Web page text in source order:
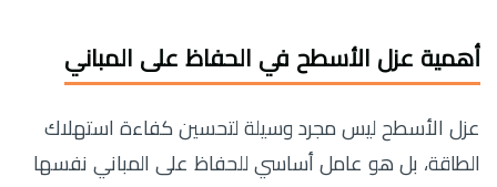
أهمية عزل الأسطح في الحفاظ على المباني
عزل الأسطح ليس مجرد وسيلة لتحسين كفاءة استهلاك
الطاقة، بل هو عامل أساسي للحفاظ على المباني نفسها